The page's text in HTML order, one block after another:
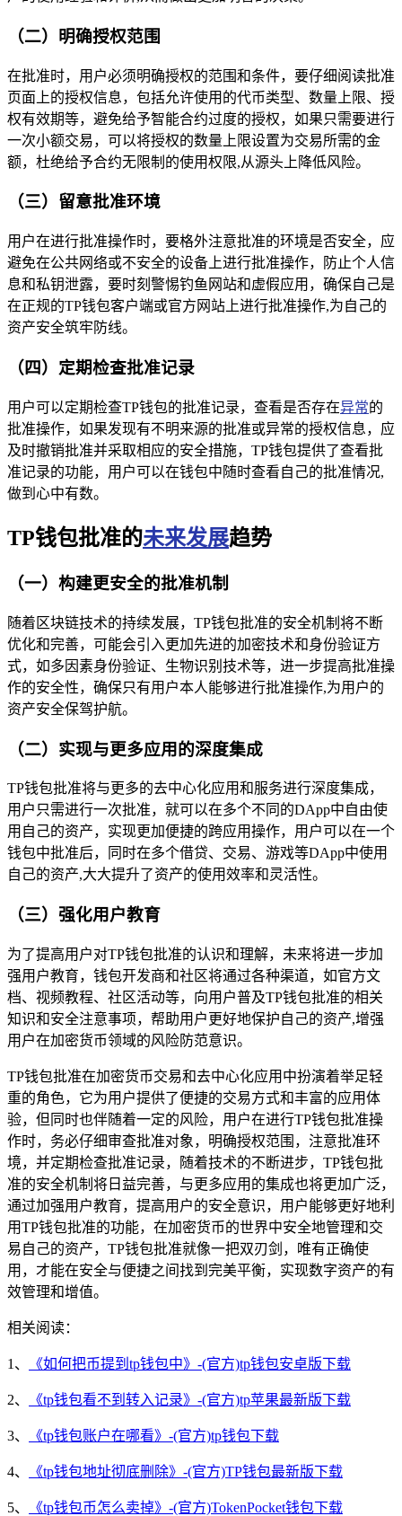
（二）明确授权范围
在批准时，用户必须明确授权的范围和条件，要仔细阅读批准
页面上的授权信息，包括允许使用的代币类型、数量上限、授
权有效期等，避免给予智能合约过度的授权，如果只需要进行
一次小额交易，可以将授权的数量上限设置为交易所需的金
额，杜绝给予合约无限制的使用权限,从源头上降低风险。
（三）留意批准环境
用户在进行批准操作时，要格外注意批准的环境是否安全，应
避免在公共网络或不安全的设备上进行批准操作，防止个人信
息和私钥泄露，要时刻警惕钓鱼网站和虚假应用，确保自己是
在正规的TP钱包客户端或官方网站上进行批准操作,为自己的
资产安全筑牢防线。
（四）定期检查批准记录
用户可以定期检查TP钱包的批准记录，查看是否存在异常的
批准操作，如果发现有不明来源的批准或异常的授权信息，应
及时撤销批准并采取相应的安全措施，TP钱包提供了查看批
准记录的功能，用户可以在钱包中随时查看自己的批准情况,
做到心中有数。
TP钱包批准的未来发展趋势
（一）构建更安全的批准机制
随着区块链技术的持续发展，TP钱包批准的安全机制将不断
优化和完善，可能会引入更加先进的加密技术和身份验证方
式，如多因素身份验证、生物识别技术等，进一步提高批准操
作的安全性，确保只有用户本人能够进行批准操作,为用户的
资产安全保驾护航。
（二）实现与更多应用的深度集成
TP钱包批准将与更多的去中心化应用和服务进行深度集成，
用户只需进行一次批准，就可以在多个不同的DApp中自由使
用自己的资产，实现更加便捷的跨应用操作，用户可以在一个
钱包中批准后，同时在多个借贷、交易、游戏等DApp中使用
自己的资产,大大提升了资产的使用效率和灵活性。
（三）强化用户教育
为了提高用户对TP钱包批准的认识和理解，未来将进一步加
强用户教育，钱包开发商和社区将通过各种渠道，如官方文
档、视频教程、社区活动等，向用户普及TP钱包批准的相关
知识和安全注意事项，帮助用户更好地保护自己的资产,增强
用户在加密货币领域的风险防范意识。
TP钱包批准在加密货币交易和去中心化应用中扮演着举足轻
重的角色，它为用户提供了便捷的交易方式和丰富的应用体
验，但同时也伴随着一定的风险，用户在进行TP钱包批准操
作时，务必仔细审查批准对象，明确授权范围，注意批准环
境，并定期检查批准记录，随着技术的不断进步，TP钱包批
准的安全机制将日益完善，与更多应用的集成也将更加广泛，
通过加强用户教育，提高用户的安全意识，用户能够更好地利
用TP钱包批准的功能，在加密货币的世界中安全地管理和交
易自己的资产，TP钱包批准就像一把双刃剑，唯有正确使
用，才能在安全与便捷之间找到完美平衡，实现数字资产的有
效管理和增值。
相关阅读：
1、 《如何把币提到tp钱包中》-(官方)tp钱包安卓版下载
2、 《tp钱包看不到转入记录》-(官方)tp苹果最新版下载
3、 《tp钱包账户在哪看》-(官方)tp钱包下载
4、 《tp钱包地址彻底删除》-(官方)TP钱包最新版下载
5、 《tp钱包币怎么卖掉》-(官方)TokenPocket钱包下载